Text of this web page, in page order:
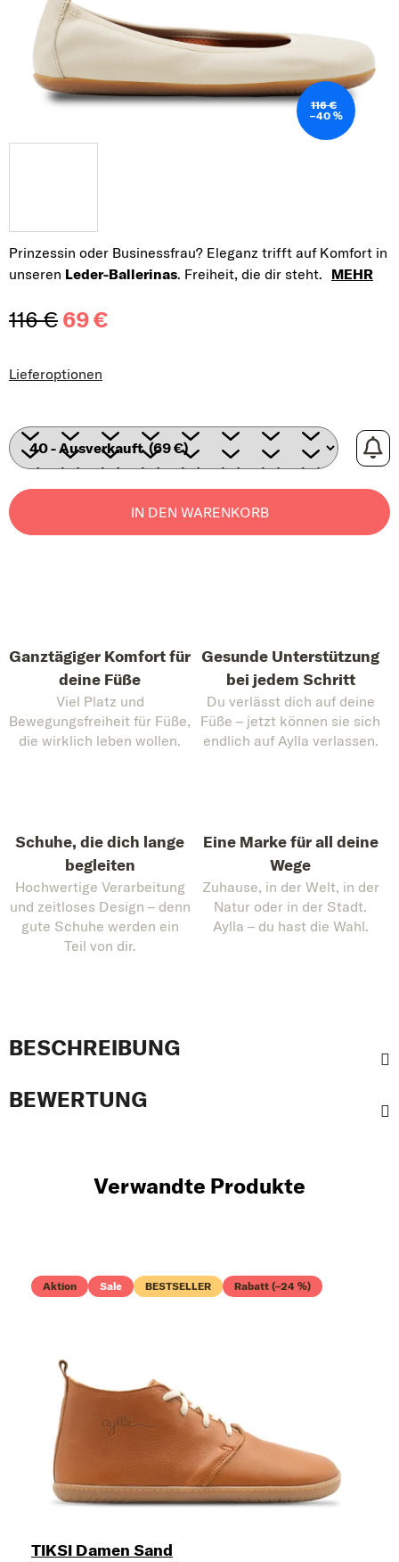
Prinzessin oder Businessfrau? Eleganz trifft auf Komfort in
unseren Leder-Ballerinas. Freiheit, die dir steht. MEHR
116 € 69 €
Lieferoptionen
IN DEN WARENKORB
116 €
–40 %
Ganztägiger Komfort für
deine Füße
Viel Platz und
Bewegungsfreiheit für Füße,
die wirklich leben wollen.
Gesunde Unterstützung
bei jedem Schritt
Du verlässt dich auf deine
Füße – jetzt können sie sich
endlich auf Aylla verlassen.
Schuhe, die dich lange
begleiten
Hochwertige Verarbeitung
und zeitloses Design – denn
gute Schuhe werden ein
Teil von dir.
Eine Marke für all deine
Wege
Zuhause, in der Welt, in der
Natur oder in der Stadt.
Aylla – du hast die Wahl.
BESCHREIBUNG
BEWERTUNG
Verwandte Produkte
Aktion Sale BESTSELLER Rabatt (–24 %)
TIKSI Damen Sand